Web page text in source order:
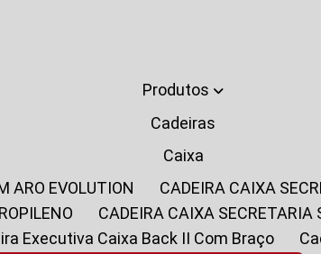
Produtos
Cadeiras
Caixa
ARO EVOLUTION
CADEIRA CAIXA
CADEIRA CAIXA SECRETARIA
Executiva Caixa Back II Com Braço